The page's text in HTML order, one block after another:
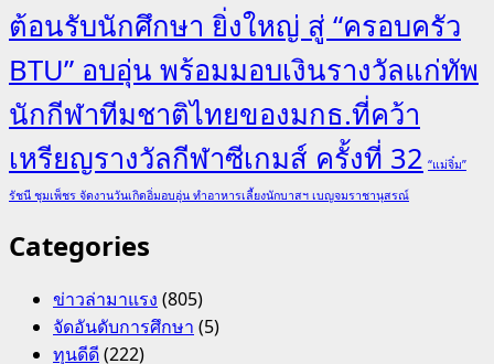
ต้อนรับนักศึกษา ยิ่งใหญ่ สู่ “ครอบครัว
BTU” อบอุ่น พร้อมมอบเงินรางวัลแก่ทัพ
นักกีฬาทีมชาติไทยของมกธ.ที่คว้า
เหรียญรางวัลกีฬาซีเกมส์ ครั้งที่ 32 “แม่จิ๋ม”
รัชนี ชุมเพ็ชร จัดงานวันเกิดอิ่มอบอุ่น ทำอาหารเลี้ยงนักบาสฯ เบญจมราชานุสรณ์
Categories
ข่าวล่ามาแรง (805)
จัดอันดับการศึกษา (5)
ทุนดีดี(222)